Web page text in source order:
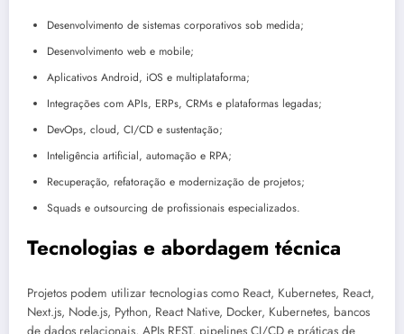
Desenvolvimento de sistemas corporativos sob medida;
Desenvolvimento web e mobile;
Aplicativos Android, iOS e multiplataforma;
Integrações com APIs, ERPs, CRMs e plataformas legadas;
DevOps, cloud, CI/CD e sustentação;
Inteligência artificial, automação e RPA;
Recuperação, refatoração e modernização de projetos;
Squads e outsourcing de profissionais especializados.
Tecnologias e abordagem técnica
Projetos podem utilizar tecnologias como React, Kubernetes, React,
Next.js, Node.js, Python, React Native, Docker, Kubernetes, bancos
de dados relacionais, APIs REST, pipelines CI/CD e práticas de